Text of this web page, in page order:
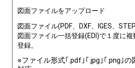
図面ファイルをアップロード
図面ファイル(PDF、DXF、IGES、
図面ファイル一括登録(EDI)で１度に
登録。
※ファイル形式｢.pdf｣｢.jpg｣｢.png｣の